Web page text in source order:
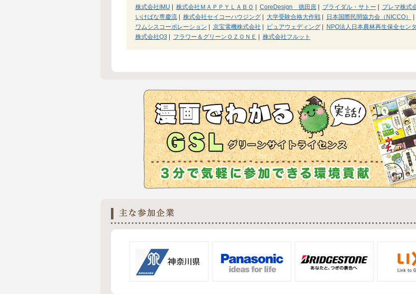
株式会社IMU 株式会社ＭＡＰＰＹＬＡＢＯ CoreDesign 徳田庶| ブライダル・サトー プレマ株式
いけばな専慶流| 株式会社セイコーハウジング| 大学受験合格大作戦| 日本国際民間協力会（NICCO）
ワムシスコーポレーション
京宝電機株式会社 ピュアウェディング| NPO法人日本農林再生保全セン
株式会社Q3
フラワー＆グリーンＯＺＯＮＥ 株式会社フルット